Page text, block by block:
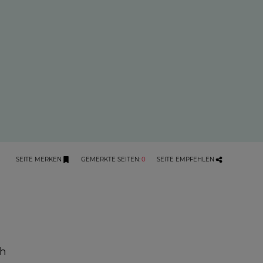
SEITE MERKEN GEMERKTE SEITEN:0 SEITE EMPFEHLEN